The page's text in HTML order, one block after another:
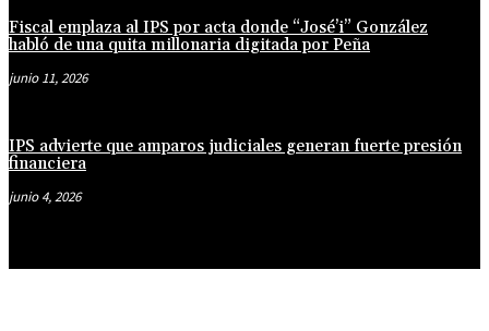
Fiscal emplaza al IPS por acta donde “José’i” González
habló de una quita millonaria digitada por Peña
junio 11, 2026
IPS advierte que amparos judiciales generan fuerte presión
financiera
junio 4, 2026